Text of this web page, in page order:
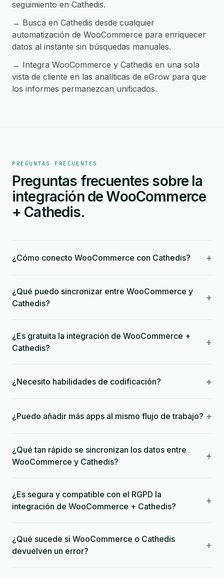
seguimiento en Cathedis.
→ Busca en Cathedis desde cualquier
automatización de WooCommerce para enriquecer
datos al instante sin búsquedas manuales.
→ Integra WooCommerce y Cathedis en una sola
vista de cliente en las analíticas de eGrow para que
los informes permanezcan unificados.
PREGUNTAS FRECUENTES
Preguntas frecuentes sobre la
integración de WooCommerce
+ Cathedis.
¿Cómo conecto WooCommerce con Cathedis? +
¿Qué puedo sincronizar entre WooCommerce y
Cathedis?
+
¿Es gratuita la integración de WooCommerce +
Cathedis?
+
¿Necesito habilidades de codificación? +
¿Puedo añadir más apps al mismo flujo de trabajo? +
¿Qué tan rápido se sincronizan los datos entre
WooCommerce y Cathedis?
+
¿Es segura y compatible con el RGPD la
integración de WooCommerce + Cathedis?
+
¿Qué sucede si WooCommerce o Cathedis
devuelven un error?
+